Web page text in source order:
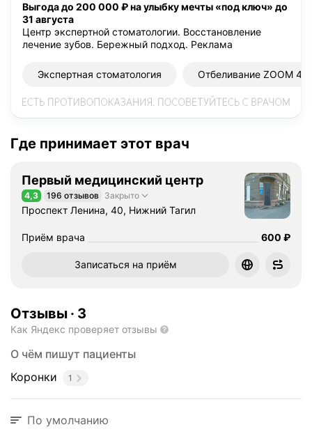
Выгода до 200 000 ₽ на улыбку мечты «под ключ» до
31 августа
Центр экспертной стоматологии. Восстановление
лечение зубов. Бережный подход. Реклама
Экспертная стоматология Отбеливание ZOOM 4
Где принимает этот врач
Первый медицинский центр
Рейтинг 4,3 из 5
4,3 196 отзывов Закрыто
Проспект Ленина, 40, Нижний Тагил
Приём врача Цена
600 ₽
Записаться на приём
Отзывы · 3
Как Яндекс проверяет отзывы
О чём пишут пациенты
Коронки
1
По умолчанию